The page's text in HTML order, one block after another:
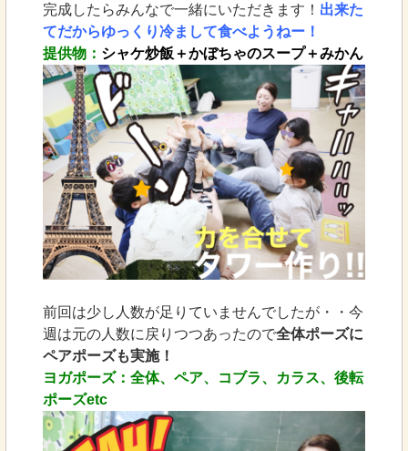
完成したらみんなで一緒にいただきます！ 出来た
てだからゆっくり冷まして食べようねー！
提供物： シャケ炒飯＋かぼちゃのスープ＋みかん
前回は少し人数が足りていませんでしたが・・今
週は元の人数に戻りつつあったので全体ポーズに
ペアポーズも実施！
ヨガポーズ：全体、ペア、コブラ、カラス、後転
ポーズetc